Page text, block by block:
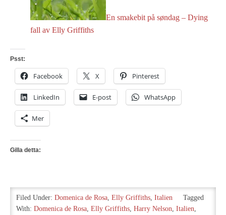
En smakebit på søndag – Dying
fall av Elly Griffiths
Psst:
Facebook X Pinterest
LinkedIn E-post WhatsApp
Mer
Gilla detta:
Filed Under: Domenica de Rosa, Elly Griffiths, Italien
Tagged
With: Domenica de Rosa, Elly Griffiths, Harry Nelson, Italien,